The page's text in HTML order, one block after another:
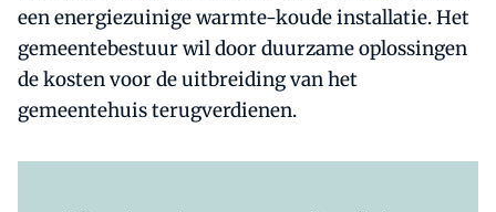
een energiezuinige warmte-koude installatie. Het
gemeentebestuur wil door duurzame oplossingen
de kosten voor de uitbreiding van het
gemeentehuis terugverdienen.